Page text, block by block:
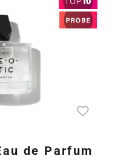
de Parfum